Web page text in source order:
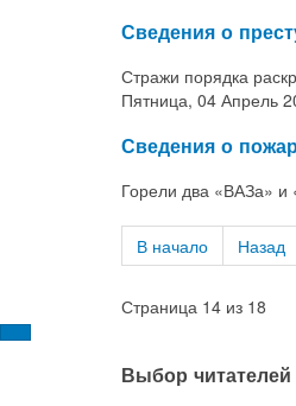
Сведения о
Стражи порядка
Пятница, 04 Апрель
Сведения о
Горели два «ВАЗа» и
В начало Назад
Страница 14 из 18
Выбор читателей